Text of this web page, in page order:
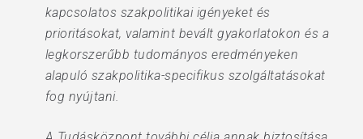
kapcsolatos szakpolitikai igényeket és
prioritásokat, valamint bevált gyakorlatokon és a
legkorszerűbb tudományos eredményeken
alapuló szakpolitika-specifikus szolgáltatásokat
fog nyújtani.